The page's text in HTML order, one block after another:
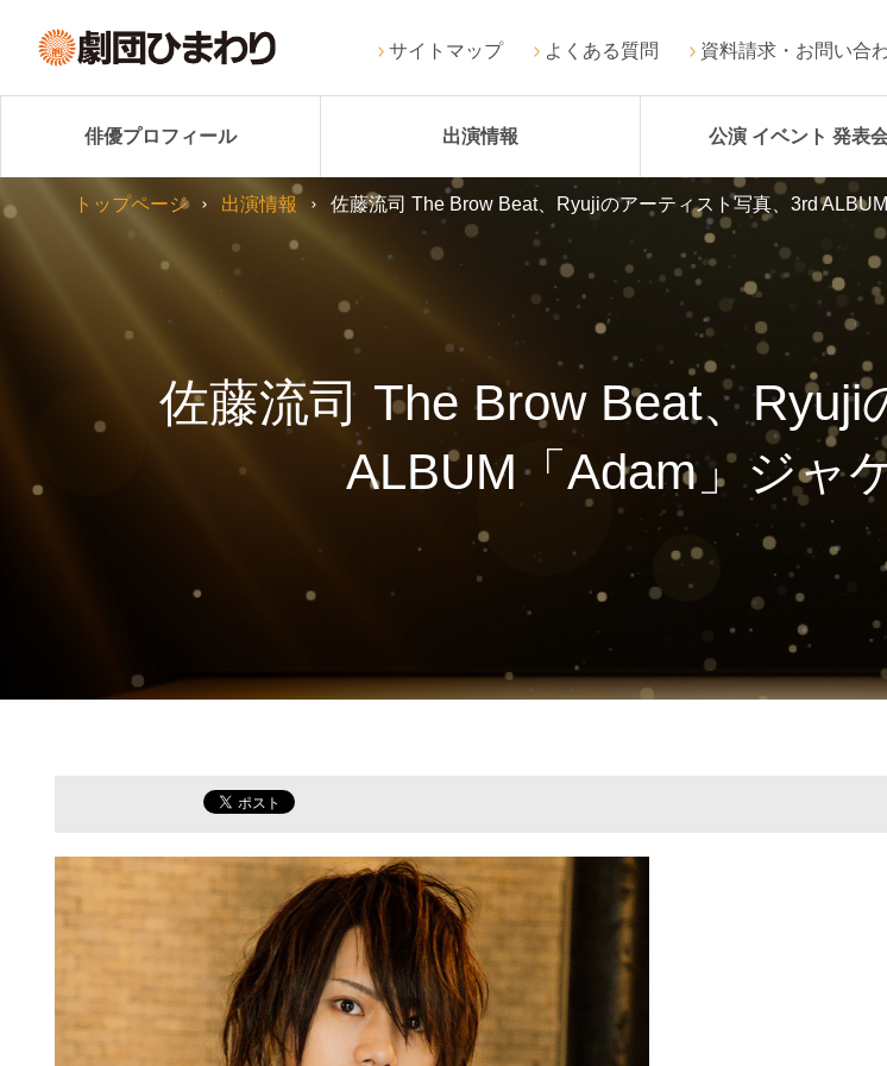
サイトマップ よくある質問 資料請求・お問い合
俳優プロフィール 出演情報 公演 イベント 発表
佐藤流司 The Brow Beat、
ALBUM「Adam」ジャ
トップページ 出演情報 佐藤流司 The Brow Beat、Ryujiのアーティスト写真、3rd